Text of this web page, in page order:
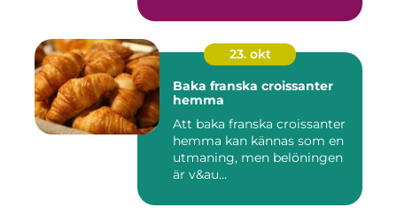
23. okt
Baka franska croissanter
hemma
Att baka franska croissanter
hemma kan kännas som en
utmaning, men belöningen
är v&au...